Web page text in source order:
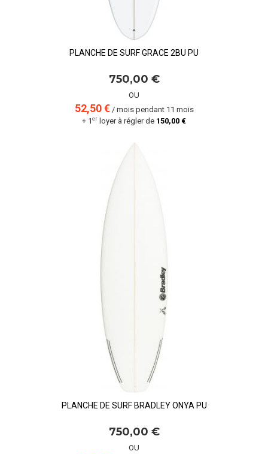
PLANCHE DE SURF GRACE 2BU PU
750,00 €
OU
52,50 €/ mois pendant 11 mois
+ 1er loyer à régler de 150,00 €
PLANCHE DE SURF BRADLEY ONYA PU
750,00 €
OU